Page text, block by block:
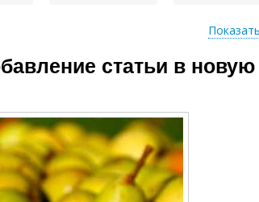
статьи в новую